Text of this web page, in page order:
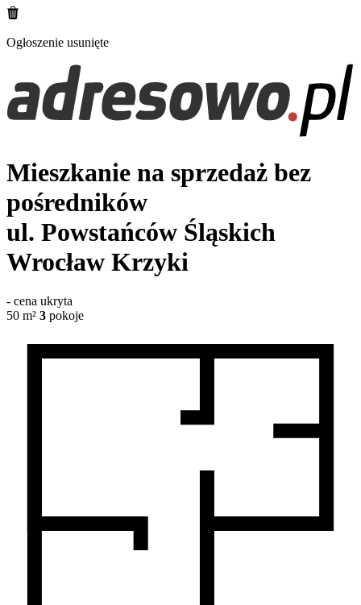
Ogłoszenie usunięte
Mieszkanie na sprzedaż bez
pośredników
ul. Powstańców Śląskich
Wrocław Krzyki
- cena ukryta
50 m² 3 pokoje